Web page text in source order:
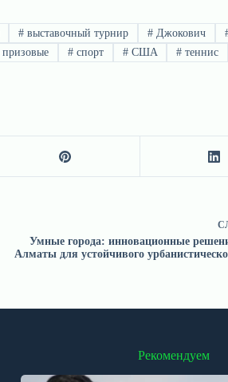
# выставочный турнир # Джокович
призовые #спорт #США # теннис
Умные города: инновационные
Алматы для устойчивого
Рекомендуем